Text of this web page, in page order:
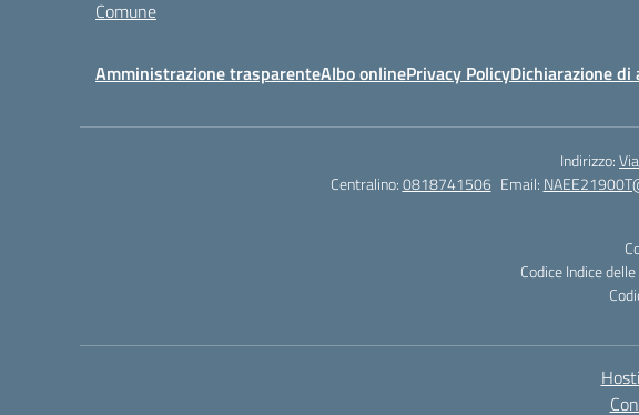
Comune
Amministrazione trasparenteAlbo onlinePrivacy PolicyDichiarazione
Indirizzo:
Centralino:0818741506 Email:
Codice Indice